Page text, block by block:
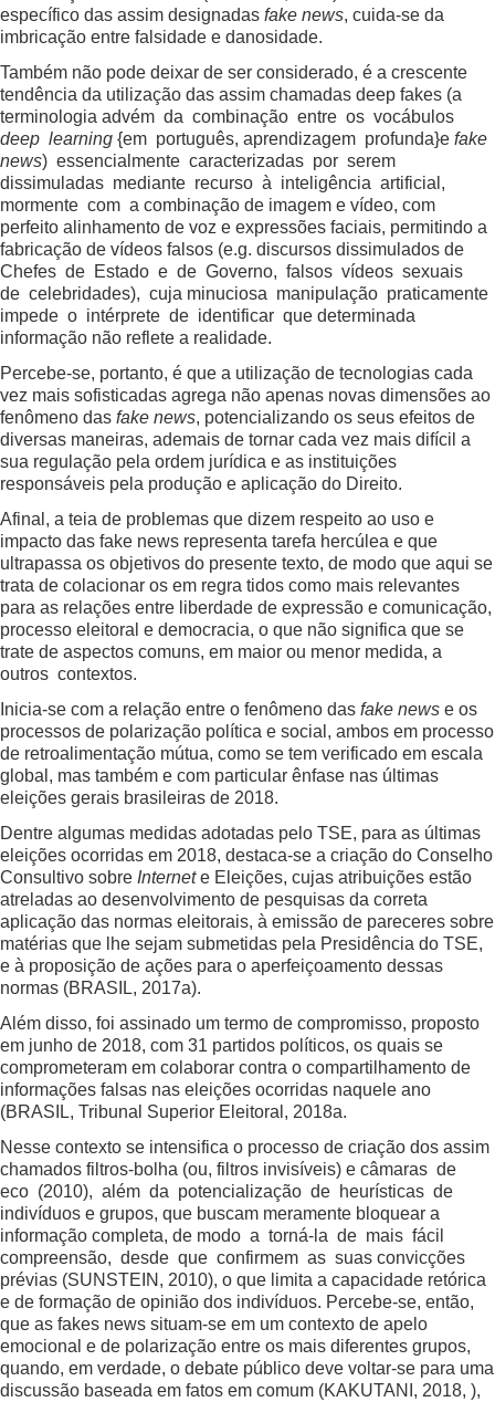
específico das assim designadas fake news, cuida-se da
imbricação entre falsidade e danosidade.
Também não pode deixar de ser considerado, é a crescente
tendência da utilização das assim chamadas deep fakes (a
terminologia advém da combinação entre os vocábulos
deep learning {em português, aprendizagem profunda}e fake
news) essencialmente caracterizadas por serem
dissimuladas mediante recurso à inteligência artificial,
mormente com a combinação de imagem e vídeo, com
perfeito alinhamento de voz e expressões faciais, permitindo a
fabricação de vídeos falsos (e.g. discursos dissimulados de
Chefes de Estado e de Governo, falsos vídeos sexuais
de celebridades), cuja minuciosa manipulação praticamente
impede o intérprete de identificar que determinada
informação não reflete a realidade.
Percebe-se, portanto, é que a utilização de tecnologias cada
vez mais sofisticadas agrega não apenas novas dimensões ao
fenômeno das fake news, potencializando os seus efeitos de
diversas maneiras, ademais de tornar cada vez mais difícil a
sua regulação pela ordem jurídica e as instituições
responsáveis pela produção e aplicação do Direito.
Afinal, a teia de problemas que dizem respeito ao uso e
impacto das fake news representa tarefa hercúlea e que
ultrapassa os objetivos do presente texto, de modo que aqui se
trata de colacionar os em regra tidos como mais relevantes
para as relações entre liberdade de expressão e comunicação,
processo eleitoral e democracia, o que não significa que se
trate de aspectos comuns, em maior ou menor medida, a
outros contextos.
Inicia-se com a relação entre o fenômeno das fake news e os
processos de polarização política e social, ambos em processo
de retroalimentação mútua, como se tem verificado em escala
global, mas também e com particular ênfase nas últimas
eleições gerais brasileiras de 2018.
Dentre algumas medidas adotadas pelo TSE, para as últimas
eleições ocorridas em 2018, destaca-se a criação do Conselho
Consultivo sobre Internete Eleições, cujas atribuições estão
atreladas ao desenvolvimento de pesquisas da correta
aplicação das normas eleitorais, à emissão de pareceres sobre
matérias que lhe sejam submetidas pela Presidência do TSE,
e à proposição de ações para o aperfeiçoamento dessas
normas (BRASIL, 2017a).
Além disso, foi assinado um termo de compromisso, proposto
em junho de 2018, com 31 partidos políticos, os quais se
comprometeram em colaborar contra o compartilhamento de
informações falsas nas eleições ocorridas naquele ano
(BRASIL, Tribunal Superior Eleitoral, 2018a.
Nesse contexto se intensifica o processo de criação dos assim
chamados filtros-bolha (ou, filtros invisíveis) e câmaras de
eco (2010), além da potencialização de heurísticas de
indivíduos e grupos, que buscam meramente bloquear a
informação completa, de modo a torná-la de mais fácil
compreensão, desde que confirmem as suas convicções
prévias (SUNSTEIN, 2010), o que limita a capacidade retórica
e de formação de opinião dos indivíduos. Percebe-se, então,
que as fakes news situam-se em um contexto de apelo
emocional e de polarização entre os mais diferentes grupos,
quando, em verdade, o debate público deve voltar-se para uma
discussão baseada em fatos em comum (KAKUTANI, 2018, ),